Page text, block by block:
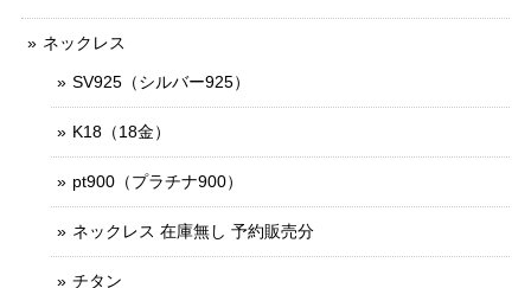
ネックレス
SV925（シルバー925）
K18（18金）
pt900（プラチナ900）
ネックレス 在庫無し 予約販売分
チタン